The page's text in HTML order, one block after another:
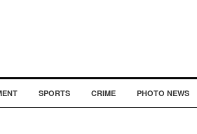
SPORTS CRIME PHOTO NEWS